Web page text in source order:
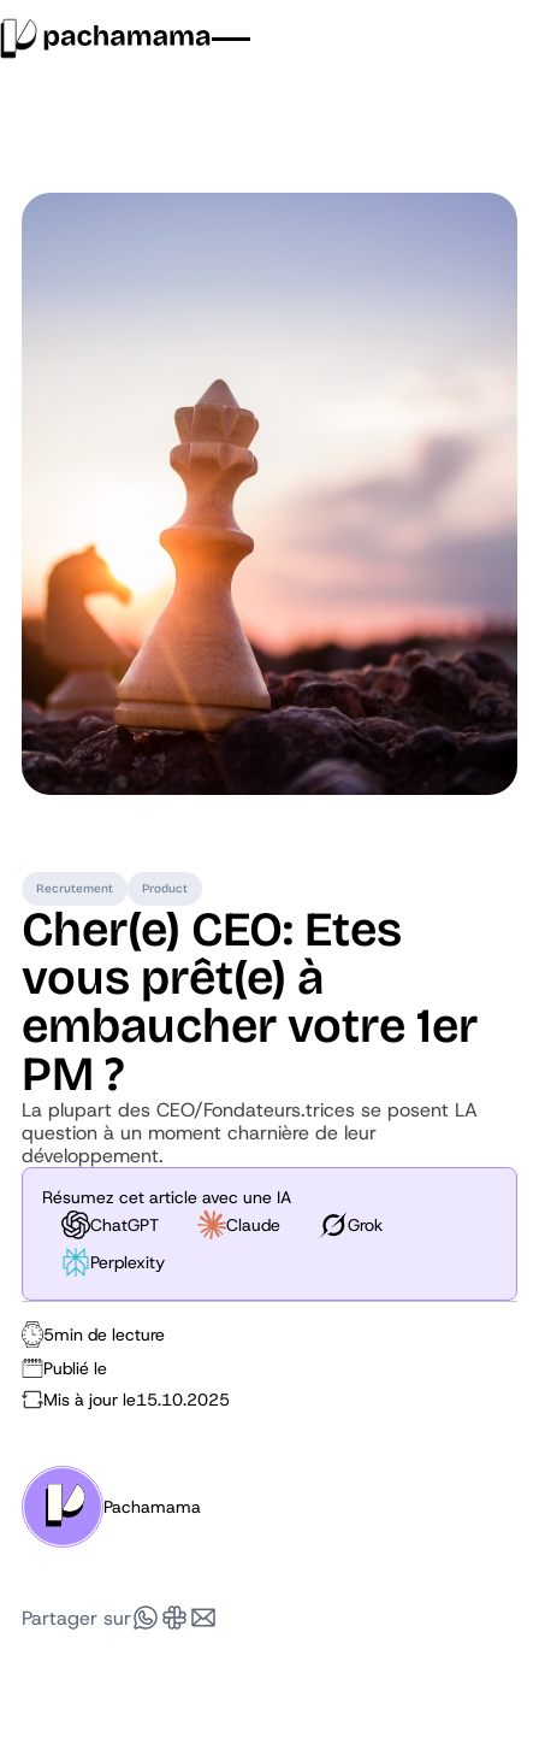
Recrutement Product
Cher(e) CEO: Etes
vous prêt(e) à
embaucher votre 1er
PM ?
La plupart des CEO/Fondateurs.trices se posent LA
question à un moment charnière de leur
développement.
Résumez cet article avec une IA
ChatGPT
Claude
Grok
Perplexity
5min de lecture
Publié le
Mis à jour le15.10.2025
Pachamama
Partager sur